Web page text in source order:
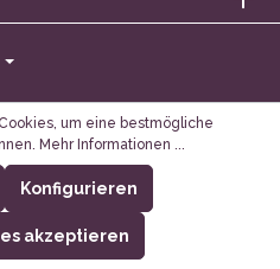
um eine bestmögliche
Mehr Informationen ...
Konfigurieren
akzeptieren